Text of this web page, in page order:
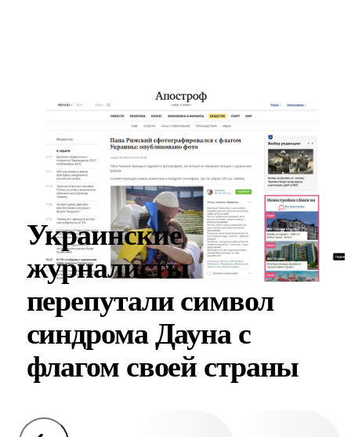
Украинские
журналисты
перепутали символ
синдрома Дауна с
флагом своей страны